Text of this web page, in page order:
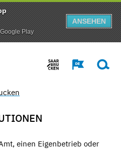
Play
ANSEHEN
einen Eigenbetrieb oder